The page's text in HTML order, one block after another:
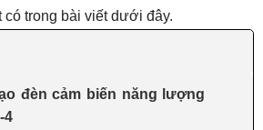
có trong bài viết dưới đây.
đèn cảm biến năng lượng
4